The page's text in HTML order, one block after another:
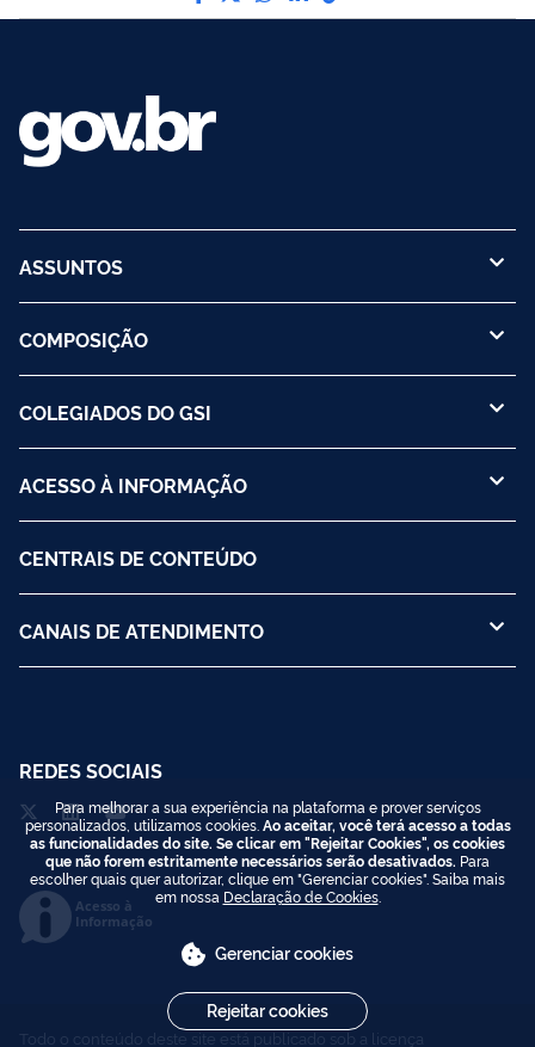
ASSUNTOS
COMPOSIÇÃO
COLEGIADOS DO GSI
ACESSO À INFORMAÇÃO
CENTRAIS DE CONTEÚDO
CANAIS DE ATENDIMENTO
REDES SOCIAIS
Acesso à
Informação
Todo o conteúdo deste site está publicado sob a licença
Para melhorar a sua experiência na plataforma e prover serviços
personalizados, utilizamos cookies. Ao aceitar, você terá acesso a todas
as funcionalidades do site. Se clicar em "Rejeitar Cookies", os cookies
que não forem estritamente necessários serão desativados. Para
escolher quais quer autorizar, clique em "Gerenciar cookies". Saiba mais
em nossa Declaração de Cookies.
Gerenciar cookies
Rejeitar cookies